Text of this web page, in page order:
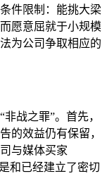
件限制：能挑大梁
愿意屈就于小规模
为公司争取相应的
战之罪”。首先，
的效益仍有保留，
与媒体买家
和已经建立了密切